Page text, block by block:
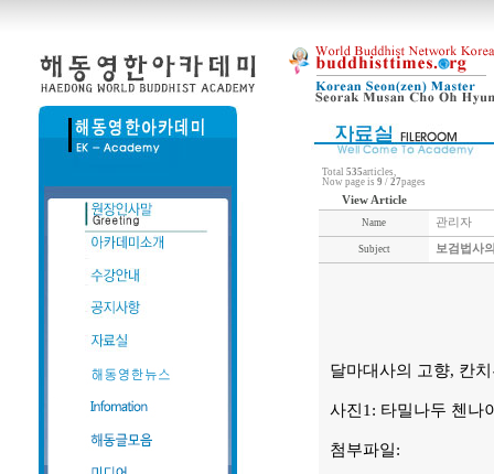
Total 535articles,
Now page is 9 / 27pages
View Article
Name 관리자
Subject 보검법사
달마대사의 고향, 칸
사진1: 타밀나두 첸나
첨부파일: